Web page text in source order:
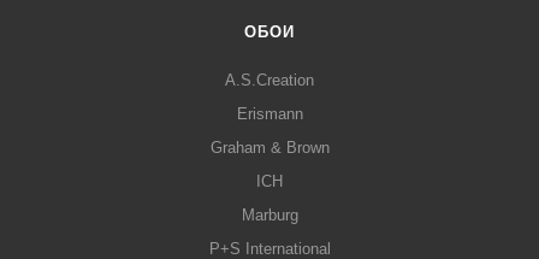
ОБОИ
A.S.Creation
Erismann
Graham & Brown
ICH
Marburg
P+S International